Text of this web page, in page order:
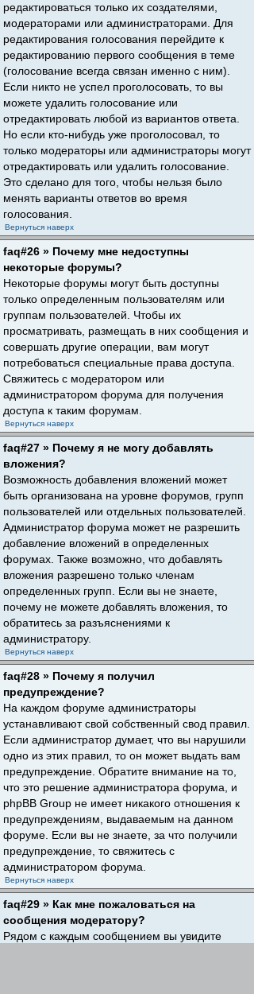
редактироваться только их создателями,
модераторами или администраторами. Для
редактирования голосования перейдите к
редактированию первого сообщения в теме
(голосование всегда связан именно с ним).
Если никто не успел проголосовать, то вы
можете удалить голосование или
отредактировать любой из вариантов ответа.
Но если кто-нибудь уже проголосовал, то
только модераторы или администраторы могут
отредактировать или удалить голосование.
Это сделано для того, чтобы нельзя было
менять варианты ответов во время
голосования.
Вернуться наверх
faq#26 » Почему мне недоступны
некоторые форумы?
Некоторые форумы могут быть доступны
только определенным пользователям или
группам пользователей. Чтобы их
просматривать, размещать в них сообщения и
совершать другие операции, вам могут
потребоваться специальные права доступа.
Свяжитесь с модератором или
администратором форума для получения
доступа к таким форумам.
Вернуться наверх
faq#27 » Почему я не могу добавлять
вложения?
Возможность добавления вложений может
быть организована на уровне форумов, групп
пользователей или отдельных пользователей.
Администратор форума может не разрешить
добавление вложений в определенных
форумах. Также возможно, что добавлять
вложения разрешено только членам
определенных групп. Если вы не знаете,
почему не можете добавлять вложения, то
обратитесь за разъяснениями к
администратору.
Вернуться наверх
faq#28 » Почему я получил
предупреждение?
На каждом форуме администраторы
устанавливают свой собственный свод правил.
Если администратор думает, что вы нарушили
одно из этих правил, то он может выдать вам
предупреждение. Обратите внимание на то,
что это решение администратора форума, и
phpBB Group не имеет никакого отношения к
предупреждениям, выдаваемым на данном
форуме. Если вы не знаете, за что получили
предупреждение, то свяжитесь с
администратором форума.
Вернуться наверх
faq#29 » Как мне пожаловаться на
сообщения модератору?
Рядом с каждым сообщением вы увидите